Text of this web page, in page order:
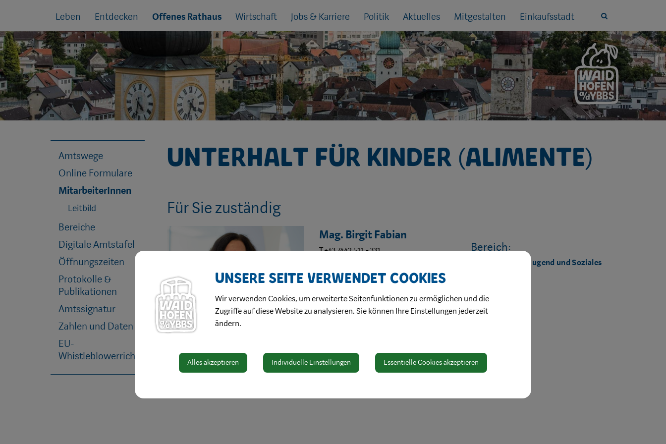
Sprungmarken
zu:
Leben Entdecken Offenes Rathaus Wirtschaft Jobs & Karriere Politik Aktuelles Mitgestalten Einkaufsstadt
Site
toggle
Unterhalt für Kinder (Alimente)
Für Sie zuständig
Mag. Birgit Fabian
T +43 7442 511 - 331
birgit.fabian@waidhofen.at
Bereich:
Referat Familie, Jugend und Soziales
Amtswege
Online Formulare
MitarbeiterInnen
Leitbild
Bereiche
Digitale Amtstafel
Öffnungszeiten
Protokolle &
Publikationen
Amtssignatur
Zahlen und Daten
EU-
Whistleblowerrichtlinie
Unsere Seite verwendet Cookies
Wir verwenden Cookies, um erweiterte Seitenfunktionen zu ermöglichen und die
Zugriffe auf diese Website zu analysieren. Sie können Ihre Einstellungen jederzeit
ändern.
Alles akzeptieren Individuelle Einstellungen Essentielle Cookies akzeptieren